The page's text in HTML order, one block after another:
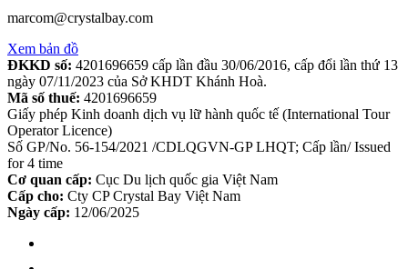
marcom@crystalbay.com
Xem bản đồ
ĐKKD số: 4201696659 cấp lần đầu 30/06/2016, cấp đổi lần thứ 13
ngày 07/11/2023 của Sở KHDT Khánh Hoà.
Mã số thuế: 4201696659
Giấy phép Kinh doanh dịch vụ lữ hành quốc tế (International Tour
Operator Licence)
Số GP/No. 56-154/2021 /CDLQGVN-GP LHQT; Cấp lần/ Issued
for 4 time
Cơ quan cấp: Cục Du lịch quốc gia Việt Nam
Cấp cho: Cty CP Crystal Bay Việt Nam
Ngày cấp: 12/06/2025